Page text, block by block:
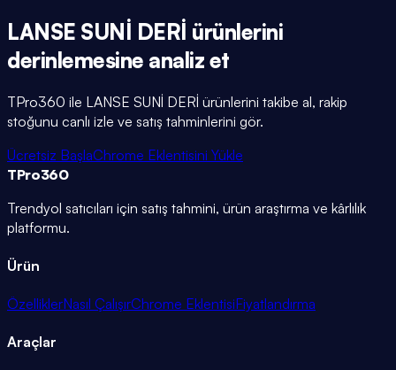
LANSE SUNİ DERİ ürünlerini
derinlemesine analiz et
TPro360 ile LANSE SUNİ DERİ ürünlerini takibe al, rakip
stoğunu canlı izle ve satış tahminlerini gör.
Ücretsiz BaşlaChrome Eklentisini Yükle
TPro360
Trendyol satıcıları için satış tahmini, ürün araştırma ve kârlılık
platformu.
Ürün
ÖzelliklerNasıl ÇalışırChrome EklentisiFiyatlandırma
Araçlar